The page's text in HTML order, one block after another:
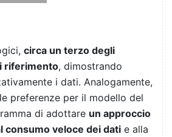
circa un terzo degli
riferimento, dimostrando
i dati. Analogamente,
preferenze per il modello del
di adottare un approccio
consumo veloce dei dati e alla